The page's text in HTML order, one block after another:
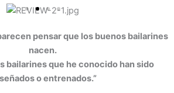
pensar que los buenos bailarines
nacen.
bailarines que he conocido han sido
o entrenados.”